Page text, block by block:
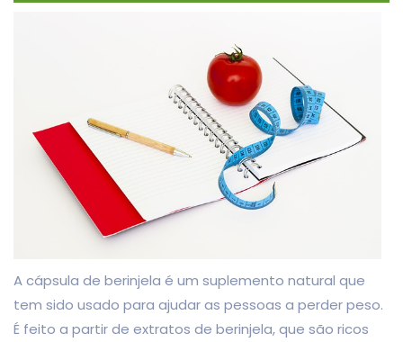
A cápsula de berinjela é um suplemento natural que
tem sido usado para ajudar as pessoas a perder peso.
É feito a partir de extratos de berinjela, que são ricos